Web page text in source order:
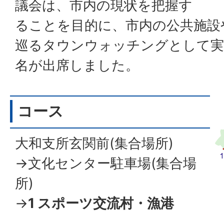
議会は、市内の現状を把握す
ることを目的に、市内の公共施
巡るタウンウォッチングとして
名が出席しました。
コース
大和支所玄関前(集合場所)
→文化センター駐車場(集合場
所)
→1 スポーツ交流村・漁港